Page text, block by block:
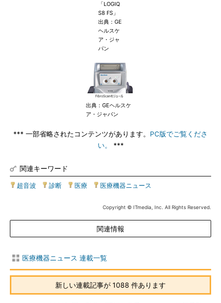
「LOGIQ
S8 FS」
出典：GE
ヘルスケ
ア・ジャ
パン
出典：GEヘルスケ
ア・ジャパン
*** 一部省略されたコンテンツがあります。 PC版でご覧くださ
い。
***
関連キーワード
超音波 診断 医療 医療機器ニュース
Copyright © ITmedia, Inc. All Rights Reserved.
関連情報
医療機器ニュース 連載一覧
新しい連載記事が 1088 件あります